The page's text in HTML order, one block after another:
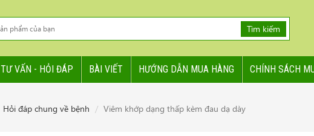
Tìm kiếm
TƯ VẤN - HỎI ĐÁP BÀI VIẾT HƯỚNG DẪN MUA HÀNG CHÍNH SÁCH
Hỏi đáp chung về bệnh Viêm khớp dạng thấp kèm đau dạ dày